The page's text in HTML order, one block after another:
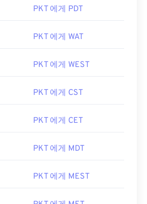
PKT 에게 PDT
PKT 에게 WAT
PKT 에게 WEST
PKT 에게 CST
PKT 에게 CET
PKT 에게 MDT
PKT 에게 MEST